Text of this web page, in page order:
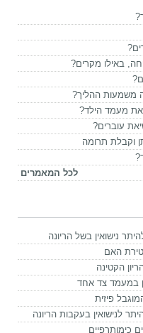
באילו מקרים?
משמעות ההליך?
את מעמד הילד?
עוברים?
וקבלת תרומה
לכל המאמרים
האם
במעמד צד אחד
כימותרפיים